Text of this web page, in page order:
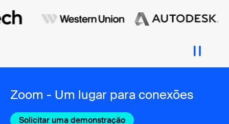
Zoom - Um lugar para conexões
Solicitar uma demonstração